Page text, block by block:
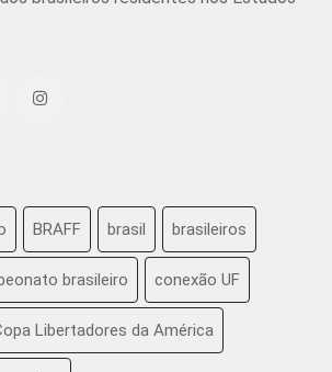
BRAFF brasil brasileiros
brasileiro conexão UF
Libertadores da América